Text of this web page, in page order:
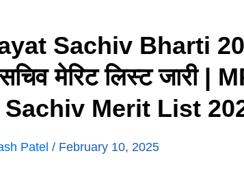
Sachiv Bharti
मेरिट लिस्ट जारी |
Merit List
Patel / February 10, 2025